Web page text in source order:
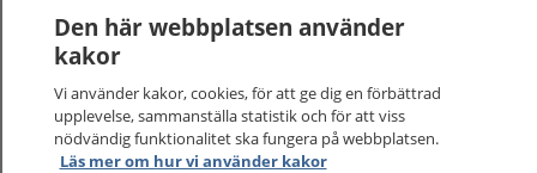
vårdärenden. Ring telefonnummer 1177 för
sjukvårdsrådgivning dygnet runt.
1177 ger dig råd när du vill må bättre.
Den här webbplatsen använder
kakor
Vi använder kakor, cookies, för att ge dig en förbättrad
upplevelse, sammanställa statistik och för att viss
nödvändig funktionalitet ska fungera på webbplatsen.
Läs mer om hur vi använder kakor